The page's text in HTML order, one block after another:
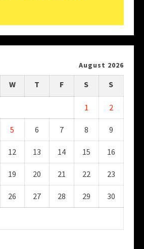
August 2026
W T F S S
1 2
5 6 7 8 9
12 13 14 15 16
19 20 21 22 23
26 27 28 29 30